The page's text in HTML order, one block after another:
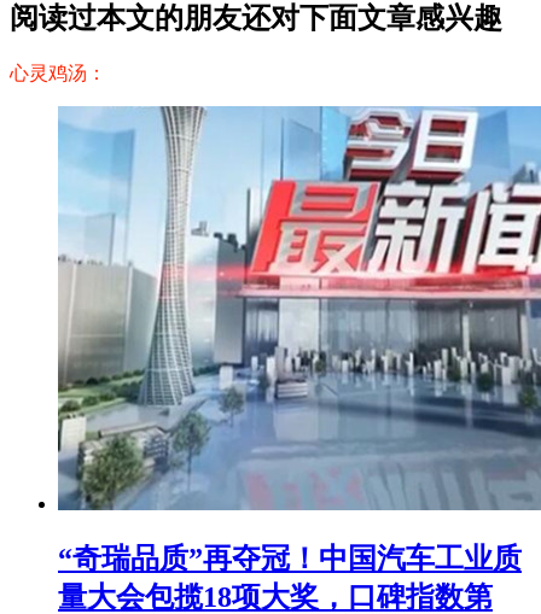
阅读过本文的朋友还对下面文章感兴趣
心灵鸡汤：
“奇瑞品质”再夺冠！中国汽车工业质
量大会包揽18项大奖，口碑指数第